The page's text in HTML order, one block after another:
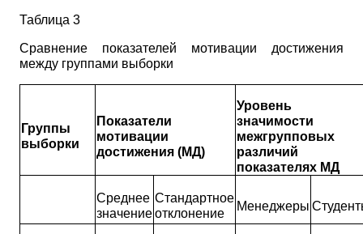
Таблица 3
Сравнение показателей мотивации достижения
между группами выборки
Группы
выборки
Показатели
мотивации
достижения (МД)
Уровень
значимости
межгрупповых
различий
показателях МД
Среднее
значение
Стандартное
отклонение
Менеджеры